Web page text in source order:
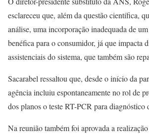
esclareceu que, além da questão científica,
análise, uma incorporação inadequada de
benéfica para o consumidor, já que impacta
assistenciais do sistema, que também são
Sacarabel ressaltou que, desde o início da
agência incluiu espontaneamente no rol de
dos planos o teste RT-PCR para diagnóstico
Na reunião também foi aprovada a